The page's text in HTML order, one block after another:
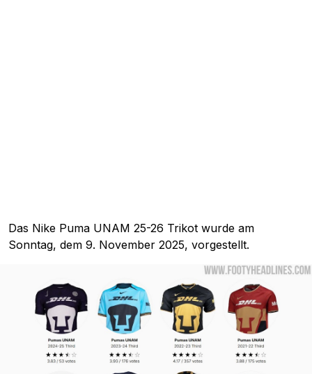
Das Nike Puma UNAM 25-26 Trikot wurde am
Sonntag, dem 9. November 2025, vorgestellt.